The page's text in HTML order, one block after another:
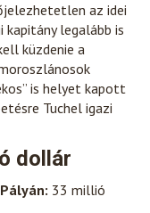
az idei
legalább is
küzdenie a
is helyet kapott
Tuchel igazi
dollár
Pályán: 33 millió